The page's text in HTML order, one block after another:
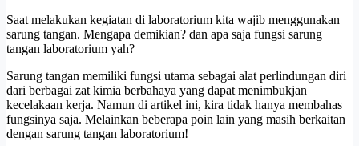
Saat melakukan kegiatan di laboratorium kita wajib menggunakan
sarung tangan. Mengapa demikian? dan apa saja fungsi sarung
tangan laboratorium yah?
Sarung tangan memiliki fungsi utama sebagai alat perlindungan diri
dari berbagai zat kimia berbahaya yang dapat menimbukjan
kecelakaan kerja. Namun di artikel ini, kira tidak hanya membahas
fungsinya saja. Melainkan beberapa poin lain yang masih berkaitan
dengan sarung tangan laboratorium!